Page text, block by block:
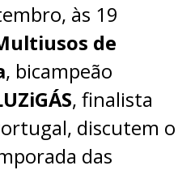
às 19
de
, bicampeão
, finalista
discutem o
das